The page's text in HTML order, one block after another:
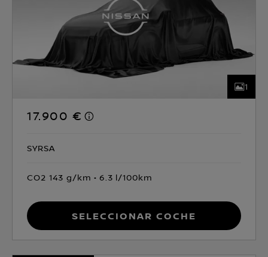
1
17.900 €
SYRSA
CO2 143 g/km 6.3 l/100km
Seleccionar coche